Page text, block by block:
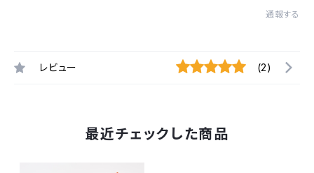
通報する
レビュー (2)
最近チェックした商品